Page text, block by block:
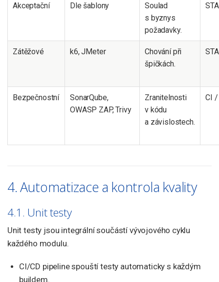
Akceptační Dle šablony
Soulad
s byznys
požadavky.
Zátěžové k6, JMeter
Chování při
špičkách.
Bezpečnostní
SonarQube,
OWASP ZAP, Trivy
Zranitelnosti
v kódu
a závislostech.
CI /
4. Automatizace a kontrola kvality
4.1. Unit testy
Unit testy jsou integrální součástí vývojového cyklu
každého modulu.
CI/CD pipeline spouští testy automaticky s každým
buildem.